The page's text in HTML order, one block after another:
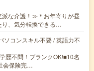
な介護！≫＊お年寄りが昼
り、気分転換できる…
ソコンスキル不要 / 英語力不
歴不問！ブランクOK!■10名
会保険完…